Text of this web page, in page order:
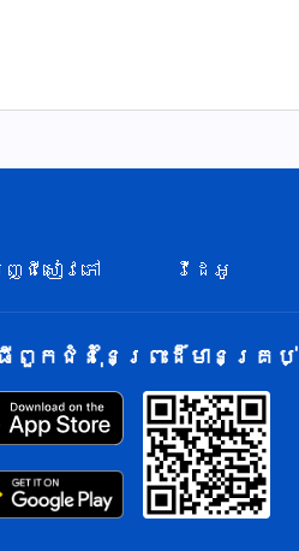
មិនបានសម្ញែងខ្លួនឯងឡើយ
គេមិនបានបំពានលើព្រះជាម្ចាស់
ោរពេញដោយទំនួញសោក ...
រ ... និងសម្លេងសើចក្អាកក្អ
ញ្ជីសៀវភៅ វីដេអូ
កជំនុំនៃព្រះដ៏មានគ្រប់ព្